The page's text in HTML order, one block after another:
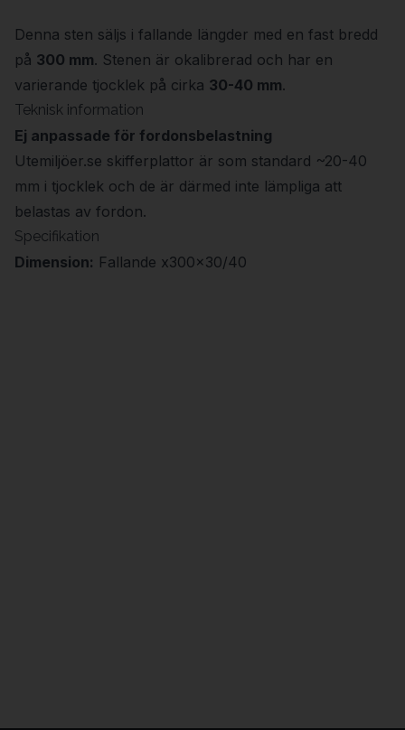
Denna sten säljs i fallande längder med en fast bredd
på 300 mm. Stenen är okalibrerad och har en
varierande tjocklek på cirka 30-40 mm.
Teknisk information
Ej anpassade för fordonsbelastning
Utemiljöer.se skifferplattor är som standard ~20-40
mm i tjocklek och de är därmed inte lämpliga att
belastas av fordon.
Specifikation
Dimension: Fallande x300x30/40